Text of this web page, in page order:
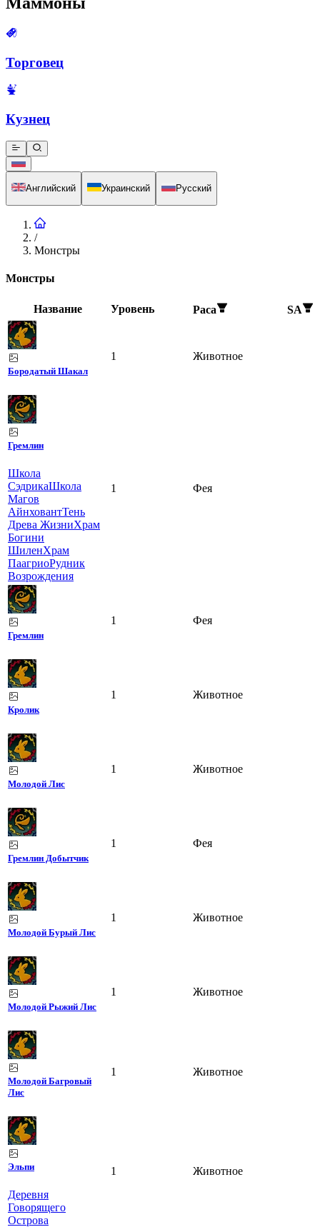
Торговец
Кузнец
Английский Украинский Русский
/
Монстры
Монстры
Название Уровень Раса SA
Бородатый Шакал
1 Животное
Гремлин
Школа
СэдрикаШкола
Магов
АйнховантТень
Древа ЖизниХрам
Богини
ШиленХрам
ПаагриоРудник
Возрождения
1 Фея
Гремлин
1 Фея
Кролик
1 Животное
Молодой Лис
1 Животное
Гремлин Добытчик
1 Фея
Молодой Бурый Лис
1 Животное
Молодой Рыжий Лис
1 Животное
Молодой Багровый
Лис
1 Животное
Эльпи
Деревня
Говорящего
Острова
1 Животное